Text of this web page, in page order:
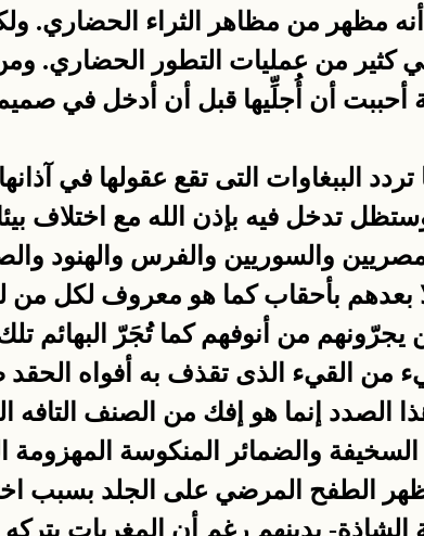
أنه مظهر من مظاهر الثراء الحضاري.
في كثير من عمليات التطور الحضاري.
أحببت أن أُجلِّيها قبل أن أدخل في
تردد الببغاوات التى تقع عقولها في
تدخل فيه بإذن الله مع اختلاف
والسوريين والفرس والهنود
بأحقاب كما هو معروف لكل من
يجرّونهم من أنوفهم كما تُجَرّ البهائم
من القيء الذى تقذف به أفواه
الصدد إنما هو إفك من الصنف التافه
السخيفة والضمائر المنكوسة
الطفح المرضي على الجلد بسبب
بدينهم رغم أن المغريات